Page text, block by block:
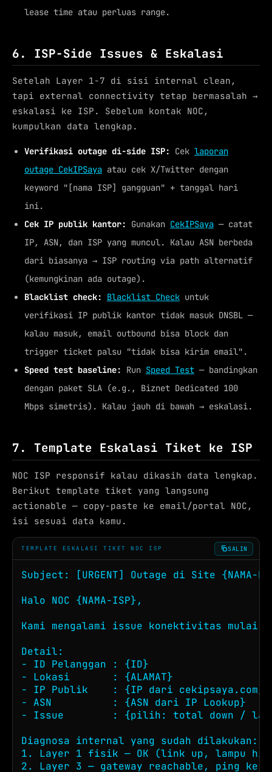
lease time atau perluas range.
6. ISP-Side Issues & Eskalasi
Setelah Layer 1-7 di sisi internal clean,
tapi external connectivity tetap bermasalah →
eskalasi ke ISP. Sebelum kontak NOC,
kumpulkan data lengkap.
Verifikasi outage di-side ISP: Cek laporan
outage CekIPSaya atau cek X/Twitter dengan
keyword "[nama ISP] gangguan" + tanggal hari
ini.
Cek IP publik kantor:
Gunakan CekIPSaya — catat
IP, ASN, dan ISP yang muncul. Kalau ASN berbeda
dari biasanya → ISP routing via path alternatif
(kemungkinan ada outage).
Blacklist check:
Blacklist Check untuk
verifikasi IP publik kantor tidak masuk DNSBL —
kalau masuk, email outbound bisa block dan
trigger ticket palsu "tidak bisa kirim email".
Speed test baseline:
Run Speed Test — bandingkan
dengan paket SLA (e.g., Biznet Dedicated 100
Mbps simetris). Kalau jauh di bawah → eskalasi.
7. Template Eskalasi Tiket ke ISP
NOC ISP responsif kalau dikasih data lengkap.
Berikut template tiket yang langsung
actionable — copy-paste ke email/portal NOC,
isi sesuai data kamu.
TEMPLATE ESKALASI TIKET NOC ISP SALIN
Subject: [URGENT] Outage di Site {NAMA-
Halo NOC {NAMA-ISP},
Kami mengalami issue konektivitas mulai
Detail:
- ID Pelanggan : {ID}
- Lokasi       : {ALAMAT}
- IP Publik    : {IP dari cekipsaya.com/
- ASN          : {ASN dari IP Lookup}
- Issue        : {pilih: total down /
Diagnosa internal yang sudah dilakukan:
1. Layer 1 fisik — OK (link up, lampu
2. Layer 3 — gateway reachable, ping ke